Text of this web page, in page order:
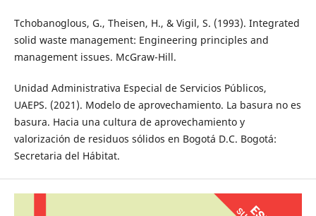
Tchobanoglous, G., Theisen, H., & Vigil, S. (1993). Integrated
solid waste management: Engineering principles and
management issues. McGraw-Hill.
Unidad Administrativa Especial de Servicios Públicos,
UAEPS. (2021). Modelo de aprovechamiento. La basura no es
basura. Hacia una cultura de aprovechamiento y
valorización de residuos sólidos en Bogotá D.C. Bogotá:
Secretaria del Hábitat.